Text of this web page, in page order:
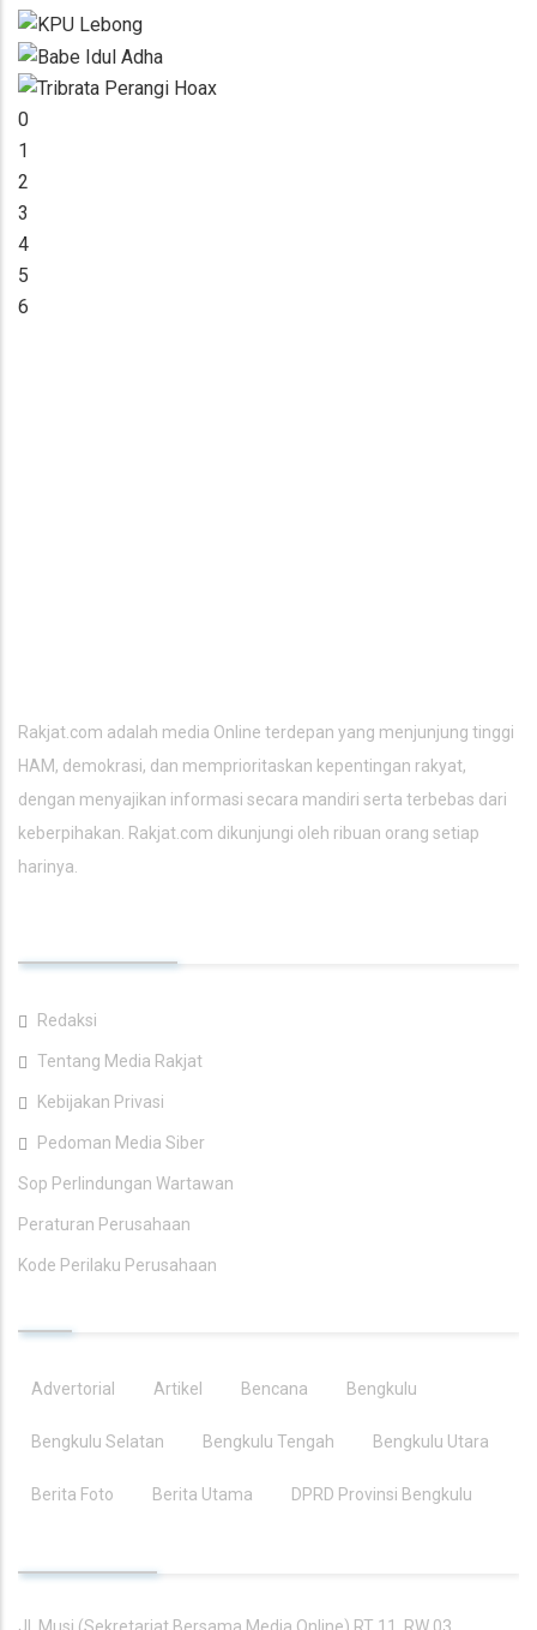
0
1
2
3
4
5
6
Rakjat.com adalah media Online terdepan yang menjunjung tinggi
HAM, demokrasi, dan memprioritaskan kepentingan rakyat,
dengan menyajikan informasi secara mandiri serta terbebas dari
keberpihakan. Rakjat.com dikunjungi oleh ribuan orang setiap
harinya.
Redaksi
Tentang Media Rakjat
Kebijakan Privasi
Pedoman Media Siber
Sop Perlindungan Wartawan
Peraturan Perusahaan
Kode Perilaku Perusahaan
Advertorial Artikel Bencana Bengkulu
Bengkulu Selatan Bengkulu Tengah Bengkulu Utara
Berita Foto Berita Utama DPRD Provinsi Bengkulu